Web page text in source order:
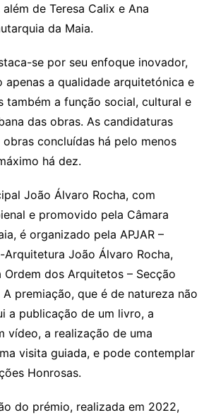
de Teresa Calix e Ana
da Maia.
se por seu enfoque inovador,
apenas a qualidade arquitetónica e
também a função social, cultural e
das obras. As candidaturas
concluídas há pelo menos
há dez.
João Álvaro Rocha, com
e promovido pela Câmara
é organizado pela APJAR –
Arquitetura João Álvaro Rocha,
dos Arquitetos – Secção
premiação, que é de natureza não
a publicação de um livro, a
vídeo, a realização de uma
visita guiada, e pode contemplar
Honrosas.
do prémio, realizada em 2022,